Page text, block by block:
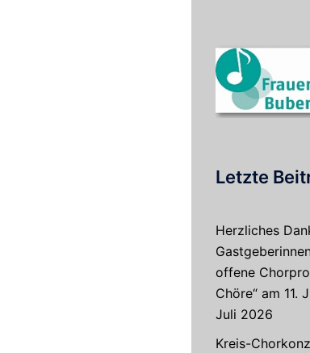
Letzte
Herzliches
offene
Chöre“ am 11.
Juli 2026
Kreis-